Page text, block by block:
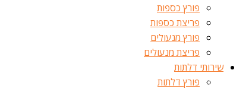
פורץ כספות
פריצת כספות
פורץ מנעולים
פריצת מנעולים
שירותי דלתות
פורץ דלתות